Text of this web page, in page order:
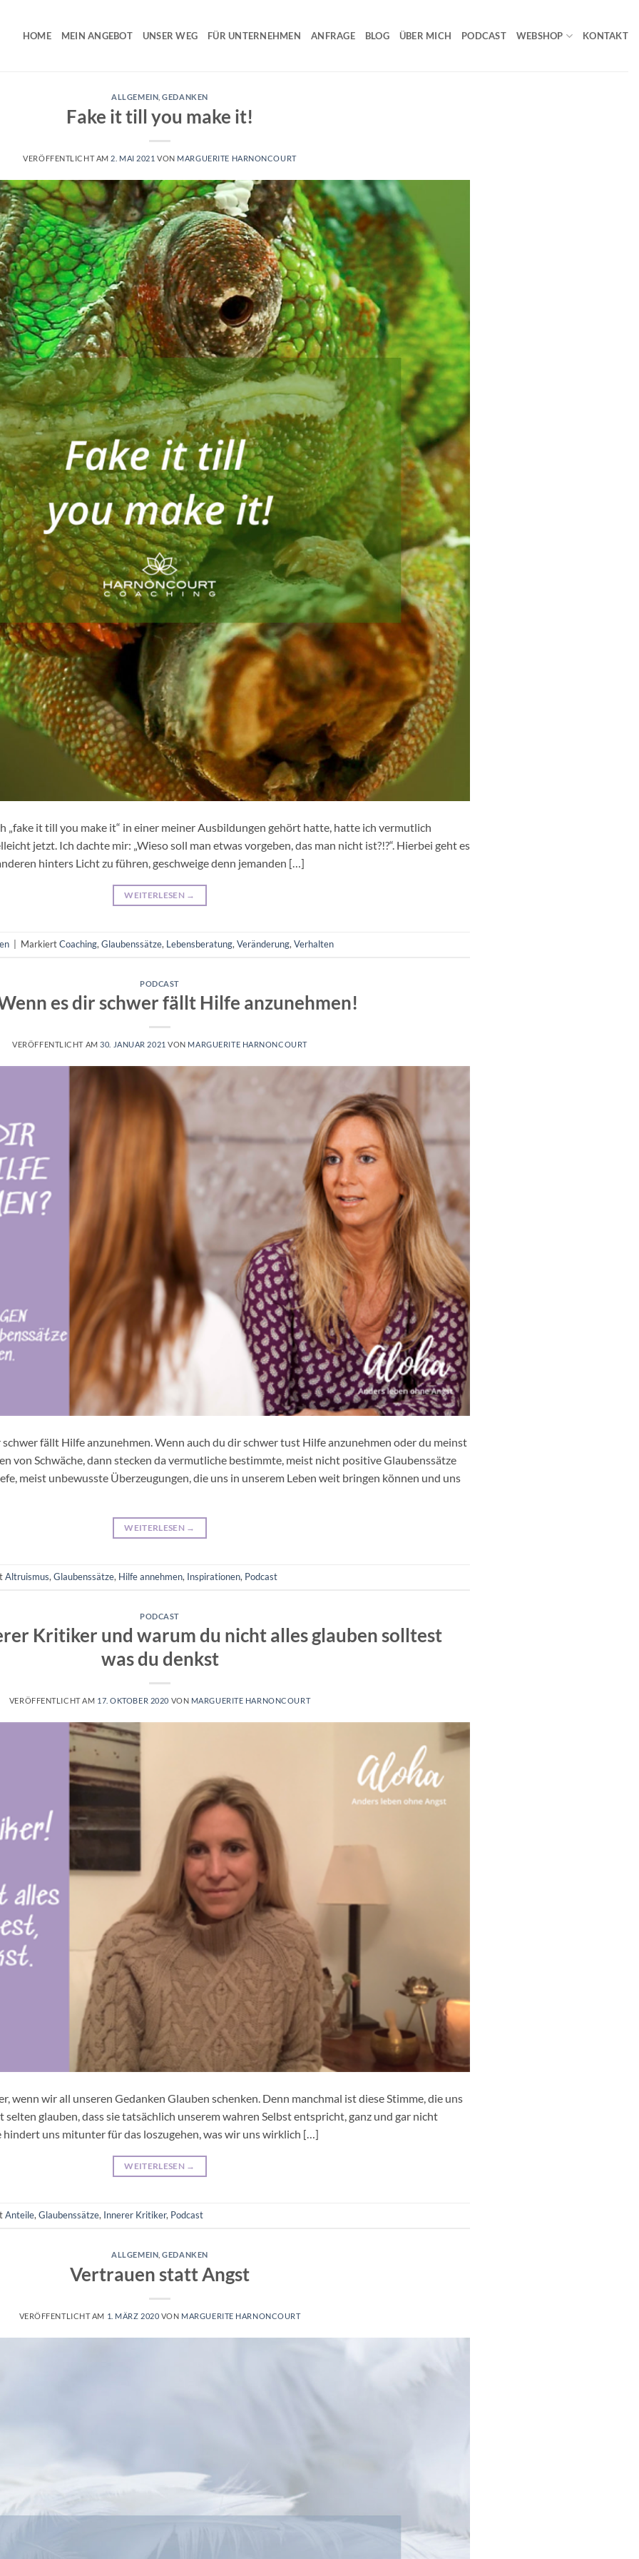
HOME MEIN ANGEBOT UNSER WEG FÜR UNTERNEHMEN ANFRAGE BLOG ÜBER MICH PODCAST WEBSHOP KONTAKT
ALLGEMEIN ,GEDANKEN
Fake it till you make it!
VERÖFFENTLICHT AM 2. MAI 2021 VON MARGUERITE HARNONCOURT
„fake it till you make it“ in einer meiner Ausbildungen gehört hatte, hatte ich vermutlich
jetzt. Ich dachte mir: „Wieso soll man etwas vorgeben, das man nicht ist?!?“. Hierbei geht es
hinters Licht zu führen, geschweige denn jemanden […]
WEITERLESEN →
MarkiertCoaching, Glaubenssätze, Lebensberatung, Veränderung, Verhalten
PODCAST
es dir schwer fällt Hilfe anzunehmen!
VERÖFFENTLICHT AM30. JANUAR 2021 VON MARGUERITE HARNONCOURT
fällt Hilfe anzunehmen. Wenn auch du dir schwer tust Hilfe anzunehmen oder du meinst
von Schwäche, dann stecken da vermutliche bestimmte, meist nicht positive Glaubenssätze
meist unbewusste Überzeugungen, die uns in unserem Leben weit bringen können und uns
WEITERLESEN →
Altruismus, Glaubenssätze, Hilfe annehmen, Inspirationen, Podcast
PODCAST
Kritiker und warum du nicht alles glauben solltest
was du denkst
VERÖFFENTLICHT AM 17. OKTOBER 2020 VON MARGUERITE HARNONCOURT
wenn wir all unseren Gedanken Glauben schenken. Denn manchmal ist diese Stimme, die uns
glauben, dass sie tatsächlich unserem wahren Selbst entspricht, ganz und gar nicht
hindert uns mitunter für das loszugehen, was wir uns wirklich […]
WEITERLESEN →
Anteile,Glaubenssätze, Innerer Kritiker, Podcast
ALLGEMEIN ,GEDANKEN
Vertrauen statt Angst
VERÖFFENTLICHT AM 1. MÄRZ 2020 VON MARGUERITE HARNONCOURT